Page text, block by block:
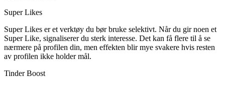
Super Likes
Super Likes er et verktøy du bør bruke selektivt. Når du gir noen et
Super Like, signaliserer du sterk interesse. Det kan få flere til å se
nærmere på profilen din, men effekten blir mye svakere hvis resten
av profilen ikke holder mål.
Tinder Boost